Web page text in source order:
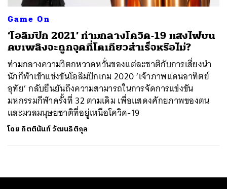
Game On
‘โอลิมปิก 2021’ ท่ามกลางโควิด-19 แสงไฟบน
คบเพลิงจะถูกจุดที่โตเกียวสำเร็จหรือไม่?
ท่ามกลางความวิตกหวาดหวั่นของแต่ละชาติกับการเสี่ยงนำ
นักกีฬาเข้าแข่งขันโอลิมปิกเกม 2020 ‘เจ้าภาพแดนอาทิตย์
อุทัย’ กลับยืนยันถึงความสามารถในการจัดการแข่งขัน
มหกรรมกีฬาครั้งที่ 32 ตามเดิม เพื่อแสดงศักยภาพของตน
และมวลมนุษยชาติที่อยู่เหนือโควิด-19
โดย กิตตินันท์ วัฒนธิติกุล
SHARE TWEET LINE EMAIL